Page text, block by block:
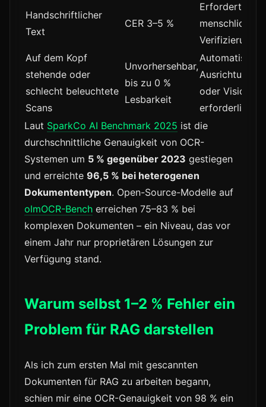
Handschriftlicher
Text
CER 3–5 %
Erfordert
menschliche
Verifizierung
Auf dem Kopf
stehende oder
schlecht beleuchtete
Scans
Unvorhersehbar,
bis zu 0 %
Lesbarkeit
Automatische
oder Vision
erforderlich
Laut SparkCo AI Benchmark 2025 ist die
durchschnittliche Genauigkeit von OCR-
Systemen um 5 % gegenüber 2023 gestiegen
und erreichte 96,5 % bei heterogenen
Dokumententypen. Open-Source-Modelle auf
olmOCR-Bench erreichen 75–83 % bei
komplexen Dokumenten – ein Niveau, das vor
einem Jahr nur proprietären Lösungen zur
Verfügung stand.
Warum selbst 1–2 % Fehler ein
Problem für RAG darstellen
Als ich zum ersten Mal mit gescannten
Dokumenten für RAG zu arbeiten begann,
schien mir eine OCR-Genauigkeit von 98 % ein